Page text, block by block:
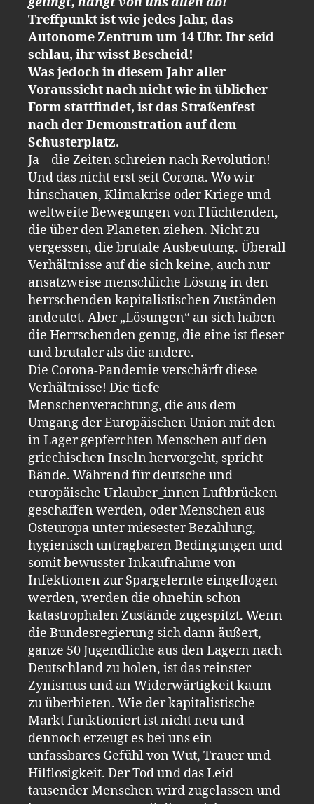
Treffpunkt ist wie jedes Jahr, das
Autonome Zentrum um 14 Uhr. Ihr seid
schlau, ihr wisst Bescheid!
Was jedoch in diesem Jahr aller
Voraussicht nach nicht wie in üblicher
Form stattfindet, ist das Straßenfest
nach der Demonstration auf dem
Schusterplatz.
Ja – die Zeiten schreien nach Revolution!
Und das nicht erst seit Corona. Wo wir
hinschauen, Klimakrise oder Kriege und
weltweite Bewegungen von Flüchtenden,
die über den Planeten ziehen. Nicht zu
vergessen, die brutale Ausbeutung. Überall
Verhältnisse auf die sich keine, auch nur
ansatzweise menschliche Lösung in den
herrschenden kapitalistischen Zuständen
andeutet. Aber „Lösungen“ an sich haben
die Herrschenden genug, die eine ist fieser
und brutaler als die andere.
Die Corona-Pandemie verschärft diese
Verhältnisse! Die tiefe
Menschenverachtung, die aus dem
Umgang der Europäischen Union mit den
in Lager gepferchten Menschen auf den
griechischen Inseln hervorgeht, spricht
Bände. Während für deutsche und
europäische Urlauber_innen Luftbrücken
geschaffen werden, oder Menschen aus
Osteuropa unter miesester Bezahlung,
hygienisch untragbaren Bedingungen und
somit bewusster Inkaufnahme von
Infektionen zur Spargelernte eingeflogen
werden, werden die ohnehin schon
katastrophalen Zustände zugespitzt. Wenn
die Bundesregierung sich dann äußert,
ganze 50 Jugendliche aus den Lagern nach
Deutschland zu holen, ist das reinster
Zynismus und an Widerwärtigkeit kaum
zu überbieten. Wie der kapitalistische
Markt funktioniert ist nicht neu und
dennoch erzeugt es bei uns ein
unfassbares Gefühl von Wut, Trauer und
Hilflosigkeit. Der Tod und das Leid
tausender Menschen wird zugelassen und